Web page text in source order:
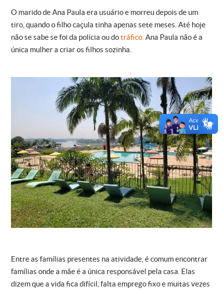
O marido de Ana Paula era usuário e morreu depois de um
tiro, quando o filho caçula tinha apenas sete meses. Até hoje
não se sabe se foi da polícia ou dotráfico. Ana Paula não é a
única mulher a criar os filhos sozinha.
Entre as famílias presentes na atividade, é comum encontrar
famílias onde a mãe é a única responsável pela casa. Elas
dizem que a vida fica difícil, falta emprego fixo e muitas vezes